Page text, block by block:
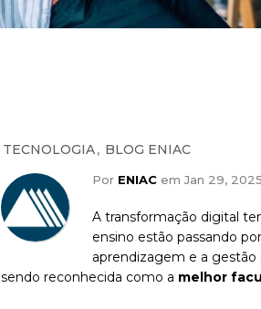
TECNOLOGIA, BLOG ENIAC
Por ENIACem Jan 29,
A transformação digital
ensino estão passando
aprendizagem e a
sendo reconhecida como a melhor